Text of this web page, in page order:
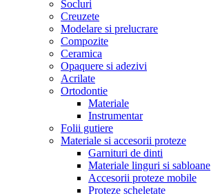
Socluri
Creuzete
Modelare si prelucrare
Compozite
Ceramica
Opaquere si adezivi
Acrilate
Ortodontie
Materiale
Instrumentar
Folii gutiere
Materiale si accesorii proteze
Garnituri de dinti
Materiale linguri si sabloane
Accesorii proteze mobile
Proteze scheletate